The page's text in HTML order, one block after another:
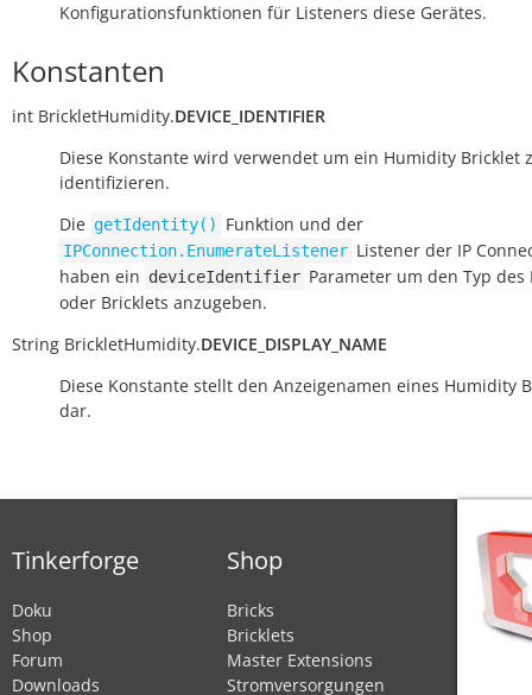
Konfigurationsfunktionen für Listeners diese Gerätes.
Konstanten
int BrickletHumidity.DEVICE_IDENTIFIER
Diese Konstante wird verwendet um ein Humidity Bricklet
identifizieren.
Die getIdentity() Funktion und der
IPConnection.EnumerateListener Listener der IP
haben ein deviceIdentifier Parameter um den Typ des
oder Bricklets anzugeben.
String BrickletHumidity.DEVICE_DISPLAY_NAME
Diese Konstante stellt den Anzeigenamen eines Humidity
dar.
Tinkerforge
Doku
Shop
Forum
Downloads
Shop
Bricks
Bricklets
Master Extensions
Stromversorgungen